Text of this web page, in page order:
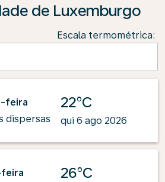
de Luxemburgo
Escala termométrica:
feira
dispersas
22°C
qui 6 ago 2026
26°C